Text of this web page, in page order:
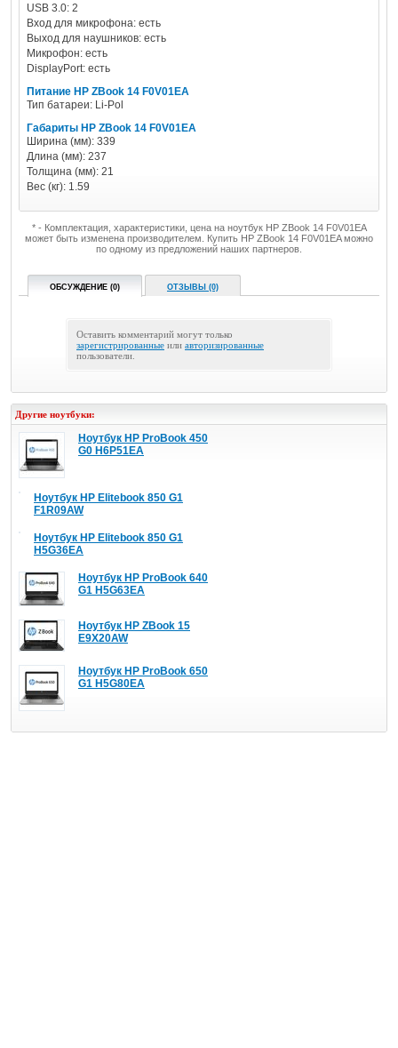
USB 3.0: 2
Вход для микрофона: есть
Выход для наушников: есть
Микрофон: есть
DisplayPort: есть
Питание HP ZBook 14 F0V01EA
Тип батареи: Li-Pol
Габариты HP ZBook 14 F0V01EA
Ширина (мм): 339
Длина (мм): 237
Толщина (мм): 21
Вес (кг): 1.59
* - Комплектация, характеристики, цена на ноутбук HP ZBook 14 F0V01EA
может быть изменена производителем. Купить HP ZBook 14 F0V01EA можно
по одному из предложений наших партнеров.
ОБСУЖДЕНИЕ (0) ОТЗЫВЫ (0)
Оставить комментарий могут только
зарегистрированные или авторизированные
пользователи.
Другие ноутбуки:
Ноутбук HP ProBook 450
G0 H6P51EA
Ноутбук HP Elitebook 850 G1
F1R09AW
Ноутбук HP Elitebook 850 G1
H5G36EA
Ноутбук HP ProBook 640
G1 H5G63EA
Ноутбук HP ZBook 15
E9X20AW
Ноутбук HP ProBook 650
G1 H5G80EA